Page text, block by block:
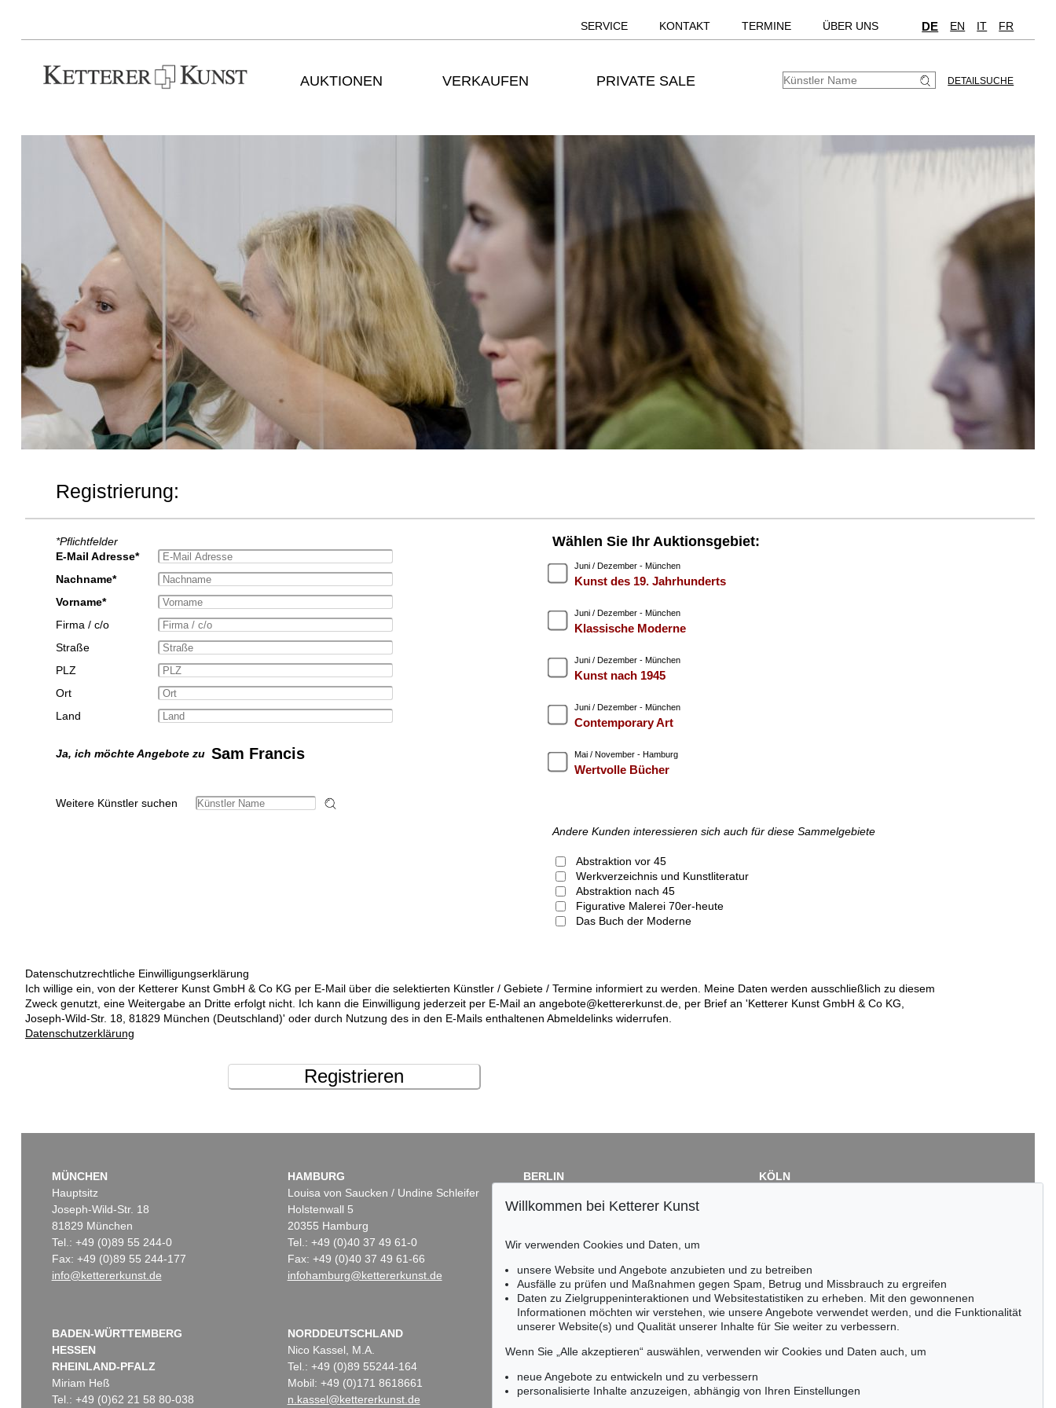
SERVICE KONTAKT TERMINE ÜBER UNS DE EN IT FR
AUKTIONEN VERKAUFEN PRIVATE SALE DETAILSUCHE
Registrierung:
*Pflichtfelder
E-Mail Adresse*
Nachname*
Vorname*
Firma / c/o
Straße
PLZ
Ort
Land
Ja, ich möchte Angebote zu Sam Francis
Weitere Künstler suchen
Wählen Sie Ihr Auktionsgebiet:
Juni / Dezember - München
Kunst des 19. Jahrhunderts
Juni / Dezember - München
Klassische Moderne
Juni / Dezember - München
Kunst nach 1945
Juni / Dezember - München
Contemporary Art
Mai / November - Hamburg
Wertvolle Bücher
Andere Kunden interessieren sich auch für diese Sammelgebiete
Abstraktion vor 45
Werkverzeichnis und Kunstliteratur
Abstraktion nach 45
Figurative Malerei 70er-heute
Das Buch der Moderne
Datenschutzrechtliche Einwilligungserklärung
Ich willige ein, von der Ketterer Kunst GmbH & Co KG per E-Mail über die selektierten Künstler / Gebiete / Termine informiert zu werden. Meine Daten werden ausschließlich zu diesem
Zweck genutzt, eine Weitergabe an Dritte erfolgt nicht. Ich kann die Einwilligung jederzeit per E-Mail an angebote@kettererkunst.de, per Brief an 'Ketterer Kunst GmbH & Co KG,
Joseph-Wild-Str. 18, 81829 München (Deutschland)' oder durch Nutzung des in den E-Mails enthaltenen Abmeldelinks widerrufen.
Datenschutzerklärung
Registrieren
MÜNCHEN
Hauptsitz
Joseph-Wild-Str. 18
81829 München
Tel.: +49 (0)89 55 244-0
Fax: +49 (0)89 55 244-177
info@kettererkunst.de
HAMBURG
Louisa von Saucken / Undine Schleifer
Holstenwall 5
20355 Hamburg
Tel.: +49 (0)40 37 49 61-0
Fax: +49 (0)40 37 49 61-66
infohamburg@kettererkunst.de
BERLIN
Fasanenstr. 70
Tel.: +49 (0)30 88 67 53-63
infoberlin@kettererkunst.de
KÖLN
BADEN-WÜRTTEMBERG
HESSEN
RHEINLAND-PFALZ
Miriam Heß
Tel.: +49 (0)62 21 58 80-038
NORDDEUTSCHLAND
Nico Kassel, M.A.
Tel.: +49 (0)89 55244-164
Mobil: +49 (0)171 8618661
n.kassel@kettererkunst.de
Keine Auktion mehr verpassen!
Wir informieren Sie rechtzeitig.
Willkommen bei Ketterer Kunst
Wir verwenden Cookies und Daten, um
unsere Website und Angebote anzubieten und zu betreiben
Ausfälle zu prüfen und Maßnahmen gegen Spam, Betrug und Missbrauch zu ergreifen
Daten zu Zielgruppeninteraktionen und Websitestatistiken zu erheben. Mit den gewonnenen
Informationen möchten wir verstehen, wie unsere Angebote verwendet werden, und die Funktionalität
unserer Website(s) und Qualität unserer Inhalte für Sie weiter zu verbessern.
Wenn Sie „Alle akzeptieren“ auswählen, verwenden wir Cookies und Daten auch, um
neue Angebote zu entwickeln und zu verbessern
personalisierte Inhalte anzuzeigen, abhängig von Ihren Einstellungen